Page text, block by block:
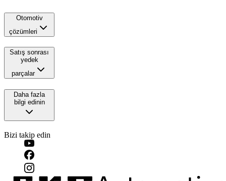
Otomotiv
çözümleri
Satış sonrası
yedek
parçalar
Daha fazla
bilgi edinin
Bizi takip edin